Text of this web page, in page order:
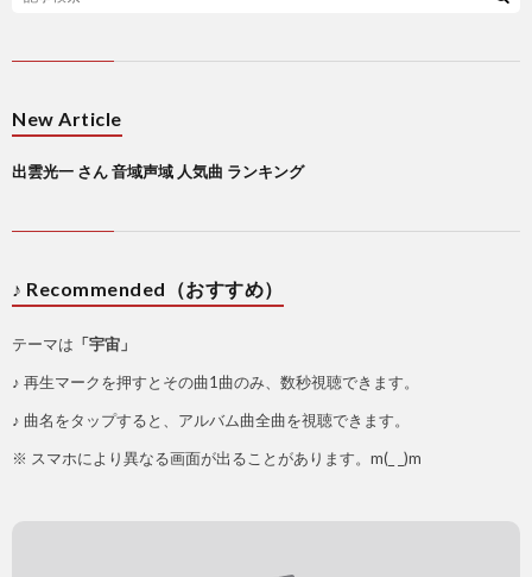
New Article
出雲光一 さん 音域声域 人気曲 ランキング
♪ Recommended（おすすめ）
テーマは 「宇宙」
♪ 再生マークを押すとその曲1曲のみ、数秒視聴できます。
♪ 曲名をタップすると、アルバム曲全曲を視聴できます。
※ スマホにより異なる画面が出ることがあります。m(_ _)m